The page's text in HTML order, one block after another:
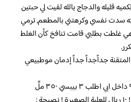
قليله والدجاج يالله لقيت لي حبتين
سدت نفسي وكرهتني بالمطعم, ترمي
غلطت بطلبي قامت تنافخ كأن الغلط
المتقنة جداًجداً جداً إدمان موطبيعي
هل من طبعكم الإستغلال ؟ داخل ابي اطلب ٣ بيبسي ٣٥٠ ملِّ